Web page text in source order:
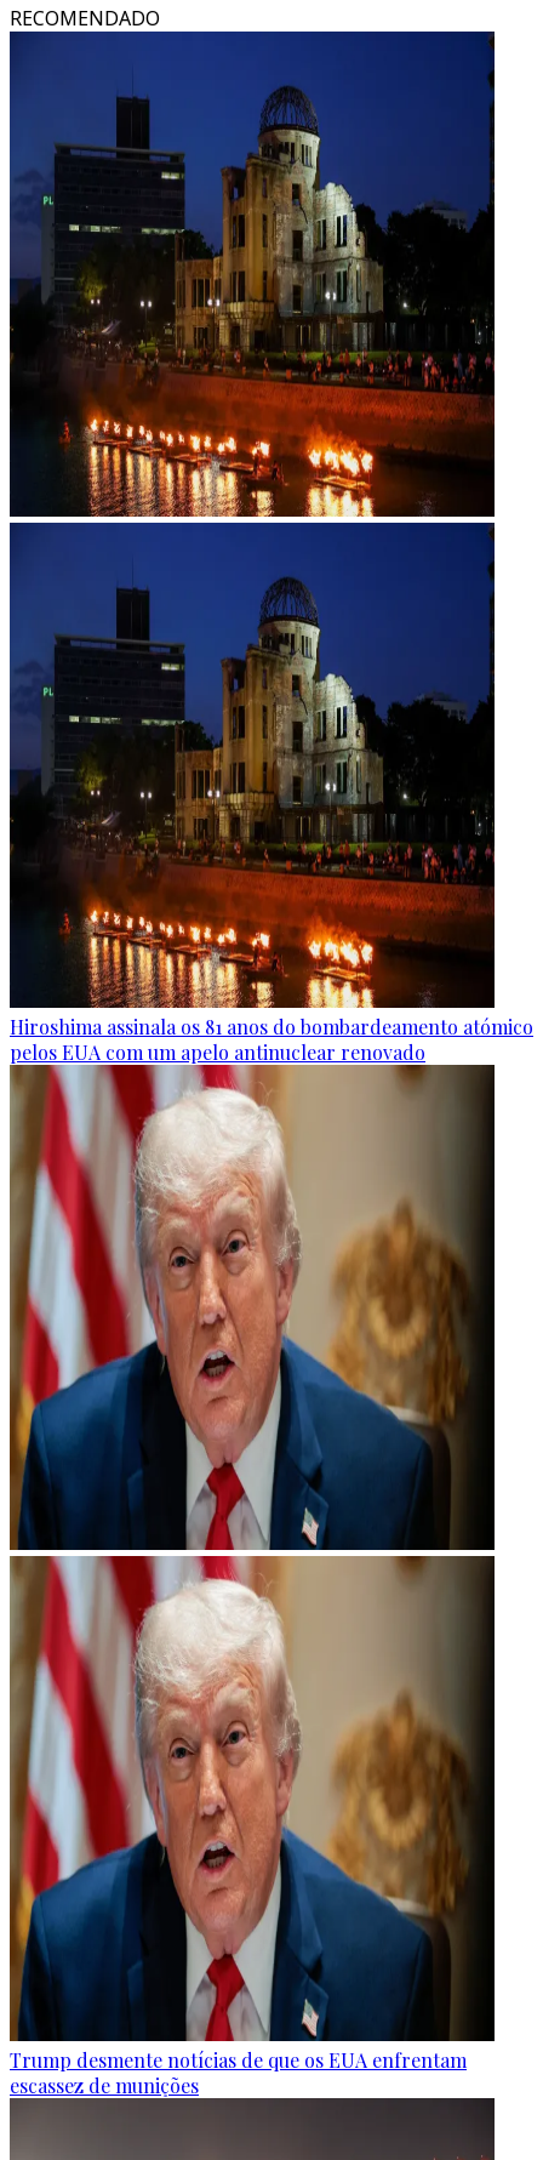
RECOMENDADO
Hiroshima assinala os 81 anos do bombardeamento atómico
pelos EUA com um apelo antinuclear renovado
Trump desmente notícias de que os EUA enfrentam
escassez de munições